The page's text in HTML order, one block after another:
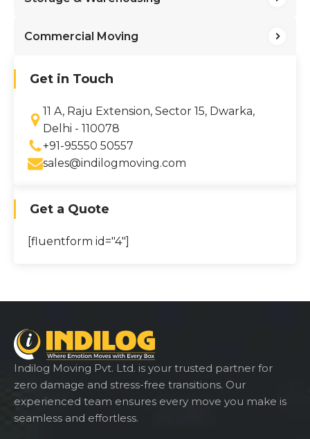
Commercial Moving
Get in Touch
11 A, Raju Extension, Sector 15, Dwarka,
Delhi - 110078
+91-95550 50557
sales@indilogmoving.com
Get a Quote
[fluentform id="4"]
Indilog Moving Pvt. Ltd. is your trusted partner for
zero damage and stress-free transitions. Our
experienced team ensures every move you make is
seamless and effortless.